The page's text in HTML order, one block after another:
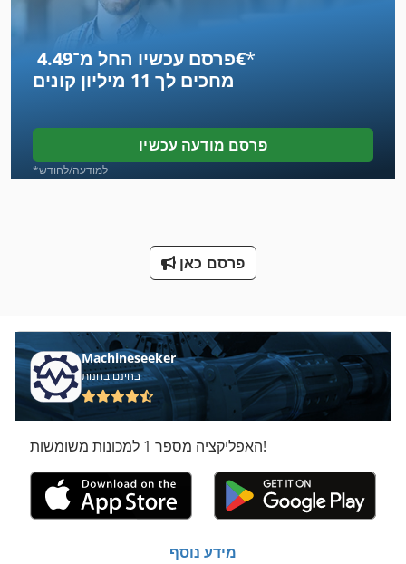
מכונה מאפס
מכונה משולבת
מכוניות
מכונת חיתוך-Off
מכונת סגן 200 מ מ
מכשור לייצור בירה מיני
נייר לקדוח 2 צירים
ס מ מסדרת M
שנאי 200 Kva
פרסם עכשיו החל מ־‏4.49 ‏€*
מחכים לך 11 מיליון קונים
פרסם מודעה עכשיו
*למודעה/לחודש
פרסם כאן
Machineseeker
בחינם בחנות
האפליקציה מספר 1 למכונות משומשות!
מידע נוסף